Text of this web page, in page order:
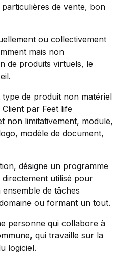
de vente, bon
ou collectivement
mais non
de produits virtuels, le
de produit non matériel
par Feet life
non limitativement, module,
modèle de document,
désigne un programme
utilisé pour
de tâches
ou formant un tout.
personne qui collabore à
qui travaille sur la
logiciel.